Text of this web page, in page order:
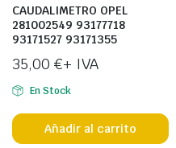
CAUDALIMETRO OPEL
281002549 93177718
93171527 93171355
35,00 €+ IVA
En Stock
Añadir al carrito